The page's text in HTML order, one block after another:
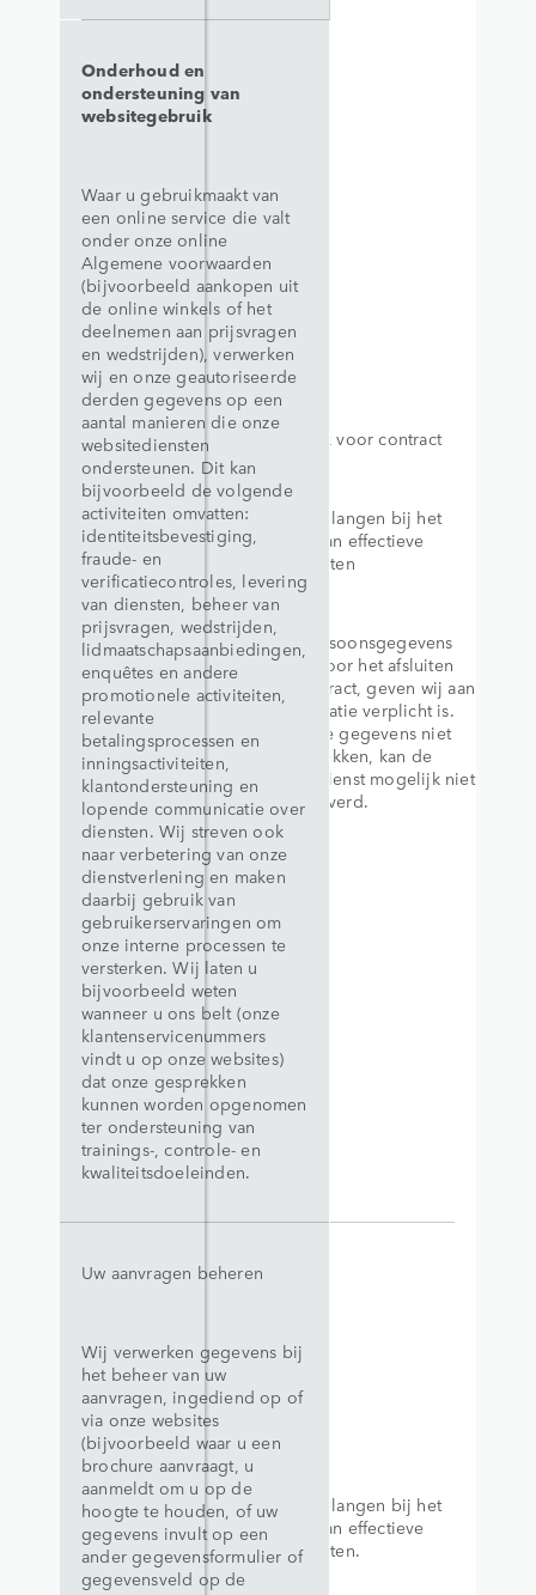
Noodzakelijk voor contract
Legitieme belangen bij het
aanbieden van effectieve
websitediensten
Wanneer persoonsgegevens
vereist zijn voor het afsluiten
van een contract, geven wij aan
welke informatie verplicht is.
Mocht u deze gegevens niet
willen verstrekken, kan de
gevraagde dienst mogelijk niet
worden geleverd.
Legitieme belangen bij het
aanbieden van effectieve
websitediensten.
Onderhoud en
ondersteuning van
websitegebruik
Waar u gebruikmaakt van
een online service die valt
onder onze online
Algemene voorwaarden
(bijvoorbeeld aankopen uit
de online winkels of het
deelnemen aan prijsvragen
en wedstrijden), verwerken
wij en onze geautoriseerde
derden gegevens op een
aantal manieren die onze
websitediensten
ondersteunen. Dit kan
bijvoorbeeld de volgende
activiteiten omvatten:
identiteitsbevestiging,
fraude- en
verificatiecontroles, levering
van diensten, beheer van
prijsvragen, wedstrijden,
lidmaatschapsaanbiedingen,
enquêtes en andere
promotionele activiteiten,
relevante
betalingsprocessen en
inningsactiviteiten,
klantondersteuning en
lopende communicatie over
diensten. Wij streven ook
naar verbetering van onze
dienstverlening en maken
daarbij gebruik van
gebruikerservaringen om
onze interne processen te
versterken. Wij laten u
bijvoorbeeld weten
wanneer u ons belt (onze
klantenservicenummers
vindt u op onze websites)
dat onze gesprekken
kunnen worden opgenomen
ter ondersteuning van
trainings-, controle- en
kwaliteitsdoeleinden.
Uw aanvragen beheren
Wij verwerken gegevens bij
het beheer van uw
aanvragen, ingediend op of
via onze websites
(bijvoorbeeld waar u een
brochure aanvraagt, u
aanmeldt om u op de
hoogte te houden, of uw
gegevens invult op een
ander gegevensformulier of
gegevensveld op de